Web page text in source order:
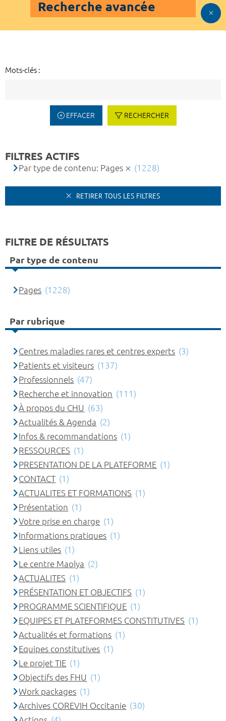
Recherche avancée
Mots-clés :
EFFACER RECHERCHER
FILTRES ACTIFS
Par type de contenu: Pages (1228)
RETIRER TOUS LES FILTRES
FILTRE DE RÉSULTATS
Par type de contenu
Pages (1228)
Par rubrique
Centres maladies rares et centres experts (3)
Patients et visiteurs (137)
Professionnels (47)
Recherche et innovation (111)
À propos du CHU (63)
Actualités & Agenda (2)
Infos & recommandations (1)
RESSOURCES (1)
PRESENTATION DE LA PLATEFORME (1)
CONTACT (1)
ACTUALITES ET FORMATIONS (1)
Présentation (1)
Votre prise en charge (1)
Informations pratiques (1)
Liens utiles (1)
Le centre Maolya (2)
ACTUALITES (1)
PRÉSENTATION ET OBJECTIFS (1)
PROGRAMME SCIENTIFIQUE (1)
EQUIPES ET PLATEFORMES CONSTITUTIVES (1)
Actualités et formations (1)
Equipes constitutives (1)
Le projet TIE (1)
Objectifs des FHU (1)
Work packages (1)
Archives COREVIH Occitanie (30)